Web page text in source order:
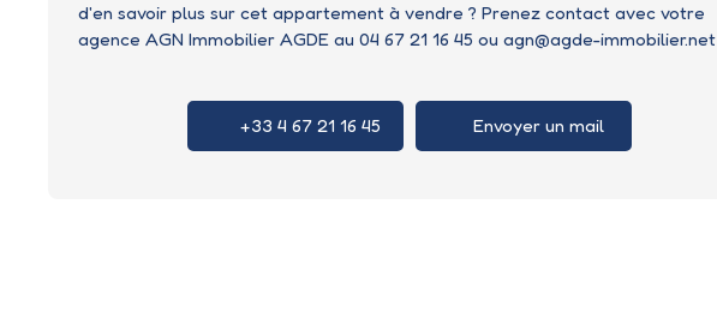
d'en savoir plus sur cet appartement à vendre ? Prenez contact avec votre
agence AGN Immobilier AGDE au 04 67 21 16 45 ou agn@agde-immobilier.net
+33 4 67 21 16 45 Envoyer un mail